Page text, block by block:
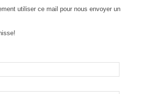
utiliser ce mail pour nous envoyer un